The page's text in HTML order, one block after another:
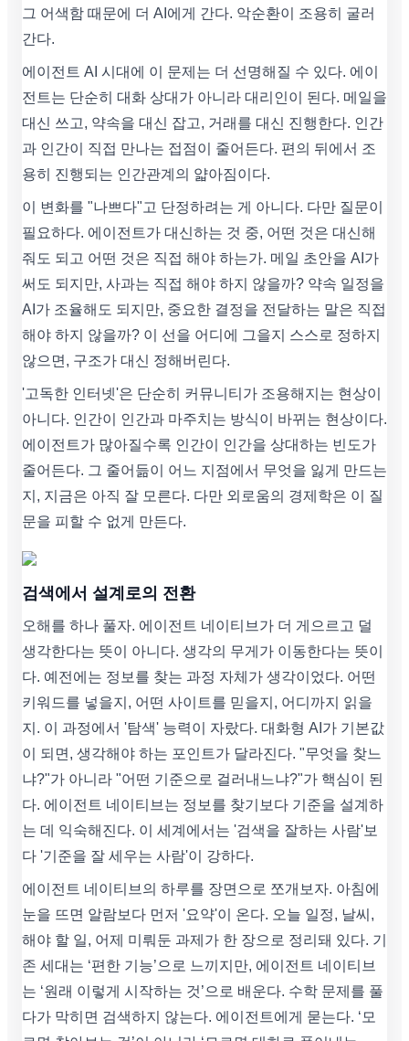
그 어색함 때문에 더 AI에게 간다. 악순환이 조용히 굴러
간다.
에이전트 AI 시대에 이 문제는 더 선명해질 수 있다. 에이
전트는 단순히 대화 상대가 아니라 대리인이 된다. 메일을
대신 쓰고, 약속을 대신 잡고, 거래를 대신 진행한다. 인간
과 인간이 직접 만나는 접점이 줄어든다. 편의 뒤에서 조
용히 진행되는 인간관계의 얇아짐이다.
이 변화를 "나쁘다"고 단정하려는 게 아니다. 다만 질문이
필요하다. 에이전트가 대신하는 것 중, 어떤 것은 대신해
줘도 되고 어떤 것은 직접 해야 하는가. 메일 초안을 AI가
써도 되지만, 사과는 직접 해야 하지 않을까? 약속 일정을
AI가 조율해도 되지만, 중요한 결정을 전달하는 말은 직접
해야 하지 않을까? 이 선을 어디에 그을지 스스로 정하지
않으면, 구조가 대신 정해버린다.
'고독한 인터넷'은 단순히 커뮤니티가 조용해지는 현상이
아니다. 인간이 인간과 마주치는 방식이 바뀌는 현상이다.
에이전트가 많아질수록 인간이 인간을 상대하는 빈도가
줄어든다. 그 줄어듦이 어느 지점에서 무엇을 잃게 만드는
지, 지금은 아직 잘 모른다. 다만 외로움의 경제학은 이 질
문을 피할 수 없게 만든다.
검색에서 설계로의 전환
오해를 하나 풀자. 에이전트 네이티브가 더 게으르고 덜
생각한다는 뜻이 아니다. 생각의 무게가 이동한다는 뜻이
다. 예전에는 정보를 찾는 과정 자체가 생각이었다. 어떤
키워드를 넣을지, 어떤 사이트를 믿을지, 어디까지 읽을
지. 이 과정에서 '탐색' 능력이 자랐다. 대화형 AI가 기본값
이 되면, 생각해야 하는 포인트가 달라진다. "무엇을 찾느
냐?"가 아니라 "어떤 기준으로 걸러내느냐?"가 핵심이 된
다. 에이전트 네이티브는 정보를 찾기보다 기준을 설계하
는 데 익숙해진다. 이 세계에서는 '검색을 잘하는 사람'보
다 '기준을 잘 세우는 사람'이 강하다.
에이전트 네이티브의 하루를 장면으로 쪼개보자. 아침에
눈을 뜨면 알람보다 먼저 '요약'이 온다. 오늘 일정, 날씨,
해야 할 일, 어제 미뤄둔 과제가 한 장으로 정리돼 있다. 기
존 세대는 ‘편한 기능’으로 느끼지만, 에이전트 네이티브
는 ‘원래 이렇게 시작하는 것’으로 배운다. 수학 문제를 풀
다가 막히면 검색하지 않는다. 에이전트에게 묻는다. ‘모